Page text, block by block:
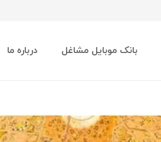
بانک موبایل مشاغل درباره ما